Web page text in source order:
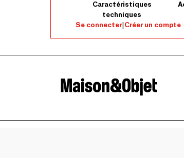
Caractéristiques
techniques
Se connecter|Créer un compte